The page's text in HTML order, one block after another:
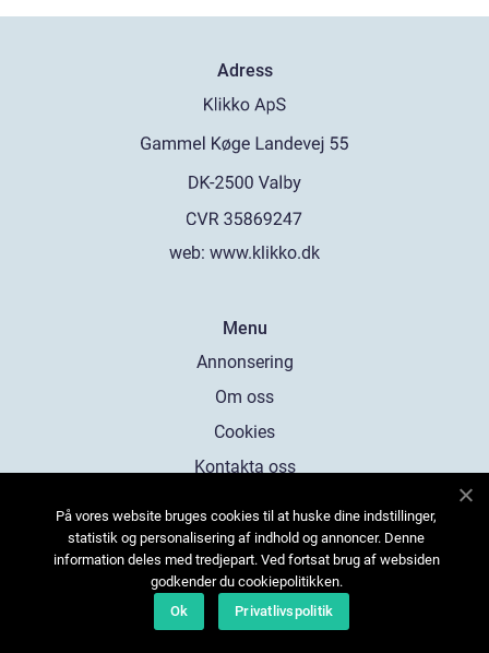
Adress
web: www.klikko.dk
Menu
Annonsering
Om oss
Cookies
Kontakta oss
På vores website bruges cookies til at huske dine indstillinger,
statistik og personalisering af indhold og annoncer. Denne
information deles med tredjepart. Ved fortsat brug af websiden
godkender du cookiepolitikken.
Ok
Privatlivspolitik